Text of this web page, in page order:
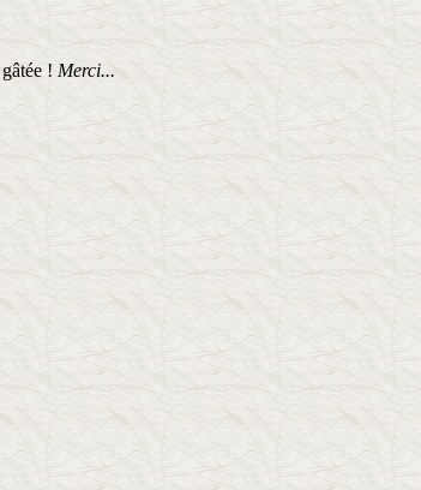
! Merci...